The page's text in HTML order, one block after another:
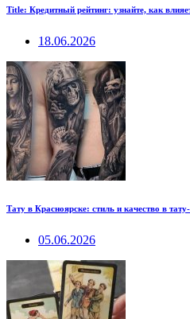
Title: Кредитный рейтинг: узнайте, как
18.06.2026
Тату в Красноярске: стиль и качество в
05.06.2026